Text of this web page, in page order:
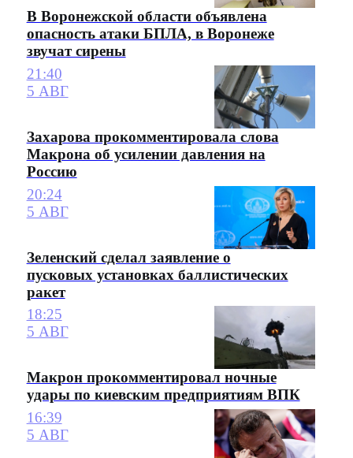
В Воронежской области объявлена
опасность атаки БПЛА, в Воронеже
звучат сирены
21:40
5 АВГ
Захарова прокомментировала слова
Макрона об усилении давления на
Россию
20:24
5 АВГ
Зеленский сделал заявление о
пусковых установках баллистических
ракет
18:25
5 АВГ
Макрон прокомментировал ночные
удары по киевским предприятиям ВПК
16:39
5 АВГ